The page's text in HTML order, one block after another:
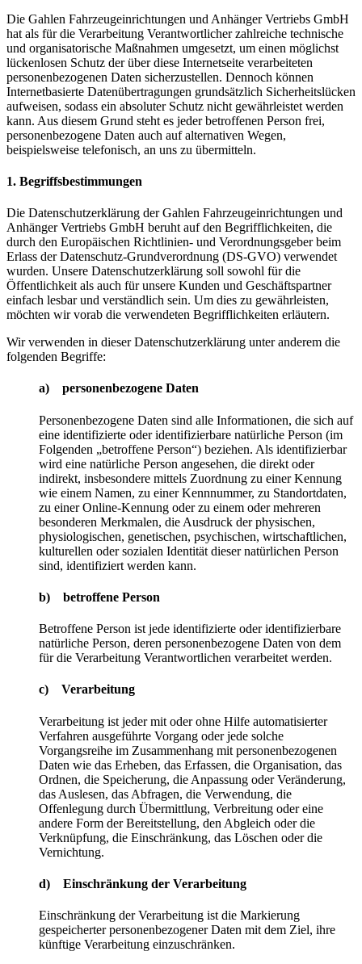
Die Gahlen Fahrzeugeinrichtungen und Anhänger Vertriebs GmbH
hat als für die Verarbeitung Verantwortlicher zahlreiche technische
und organisatorische Maßnahmen umgesetzt, um einen möglichst
lückenlosen Schutz der über diese Internetseite verarbeiteten
personenbezogenen Daten sicherzustellen. Dennoch können
Internetbasierte Datenübertragungen grundsätzlich Sicherheitslücken
aufweisen, sodass ein absoluter Schutz nicht gewährleistet werden
kann. Aus diesem Grund steht es jeder betroffenen Person frei,
personenbezogene Daten auch auf alternativen Wegen,
beispielsweise telefonisch, an uns zu übermitteln.
1. Begriffsbestimmungen
Die Datenschutzerklärung der Gahlen Fahrzeugeinrichtungen und
Anhänger Vertriebs GmbH beruht auf den Begrifflichkeiten, die
durch den Europäischen Richtlinien- und Verordnungsgeber beim
Erlass der Datenschutz-Grundverordnung (DS-GVO) verwendet
wurden. Unsere Datenschutzerklärung soll sowohl für die
Öffentlichkeit als auch für unsere Kunden und Geschäftspartner
einfach lesbar und verständlich sein. Um dies zu gewährleisten,
möchten wir vorab die verwendeten Begrifflichkeiten erläutern.
Wir verwenden in dieser Datenschutzerklärung unter anderem die
folgenden Begriffe:
a) personenbezogene Daten
Personenbezogene Daten sind alle Informationen, die sich auf
eine identifizierte oder identifizierbare natürliche Person (im
Folgenden „betroffene Person“) beziehen. Als identifizierbar
wird eine natürliche Person angesehen, die direkt oder
indirekt, insbesondere mittels Zuordnung zu einer Kennung
wie einem Namen, zu einer Kennnummer, zu Standortdaten,
zu einer Online-Kennung oder zu einem oder mehreren
besonderen Merkmalen, die Ausdruck der physischen,
physiologischen, genetischen, psychischen, wirtschaftlichen,
kulturellen oder sozialen Identität dieser natürlichen Person
sind, identifiziert werden kann.
b) betroffene Person
Betroffene Person ist jede identifizierte oder identifizierbare
natürliche Person, deren personenbezogene Daten von dem
für die Verarbeitung Verantwortlichen verarbeitet werden.
c) Verarbeitung
Verarbeitung ist jeder mit oder ohne Hilfe automatisierter
Verfahren ausgeführte Vorgang oder jede solche
Vorgangsreihe im Zusammenhang mit personenbezogenen
Daten wie das Erheben, das Erfassen, die Organisation, das
Ordnen, die Speicherung, die Anpassung oder Veränderung,
das Auslesen, das Abfragen, die Verwendung, die
Offenlegung durch Übermittlung, Verbreitung oder eine
andere Form der Bereitstellung, den Abgleich oder die
Verknüpfung, die Einschränkung, das Löschen oder die
Vernichtung.
d) Einschränkung der Verarbeitung
Einschränkung der Verarbeitung ist die Markierung
gespeicherter personenbezogener Daten mit dem Ziel, ihre
künftige Verarbeitung einzuschränken.